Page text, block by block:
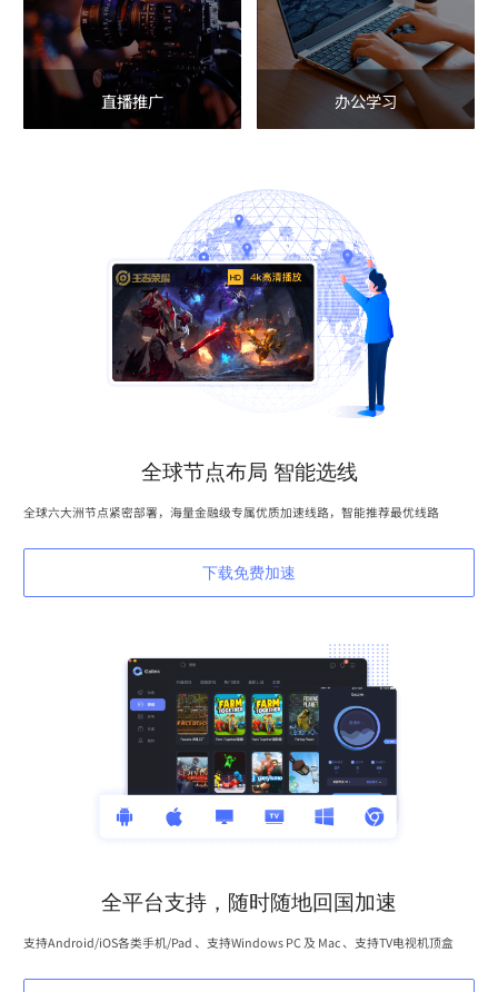
直播推广 办公学习
全球节点布局 智能选线
全球六大洲节点紧密部署，海量金融级专属优质加速线路，智能推荐最优线路
下载免费加速
全平台支持，随时随地回国加速
支持Android/iOS各类手机/Pad 、支持Windows PC 及 Mac 、支持TV电视机顶盒